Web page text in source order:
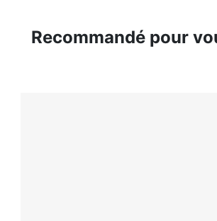
Recommandé pour